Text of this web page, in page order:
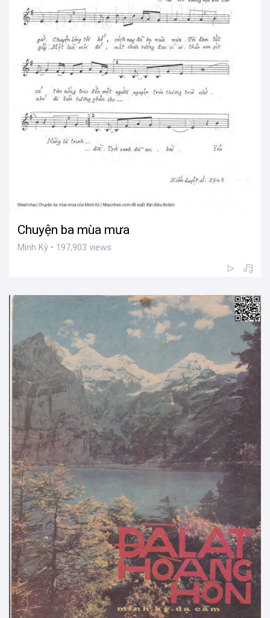
Chuyện ba mùa mưa
Minh Kỳ • 197,903 views